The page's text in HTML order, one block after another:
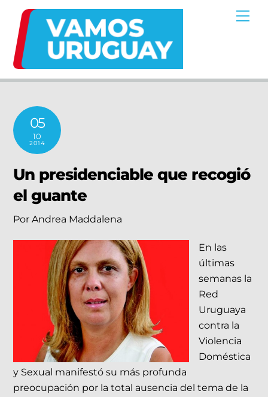
content
05
10
2014
Un presidenciable que recogió
el guante
Por Andrea Maddalena
En las
últimas
semanas la
Red
Uruguaya
contra la
Violencia
Doméstica
y Sexual manifestó su más profunda
preocupación por la total ausencia del tema de la